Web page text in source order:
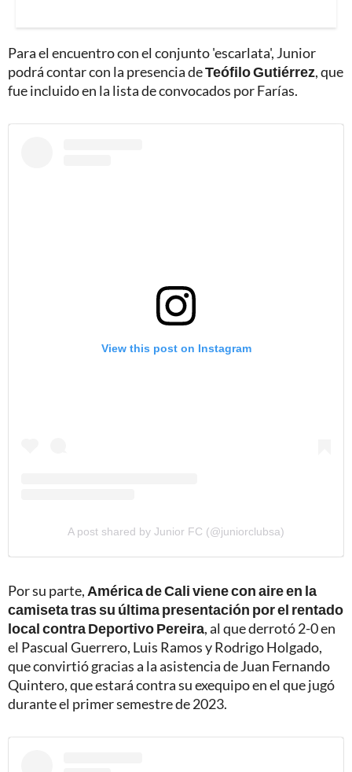
Para el encuentro con el conjunto 'escarlata', Junior
podrá contar con la presencia deTeófilo Gutiérrez, que
fue incluido en la lista de convocados por Farías.
View this post on Instagram
A post shared by Junior FC (@juniorclubsa)
Por su parte, América de Cali viene con aire en la
camiseta tras su última presentación por el rentado
local contra Deportivo Pereira, al que derrotó 2-0 en
el Pascual Guerrero, Luis Ramos y Rodrigo Holgado,
que convirtió gracias a la asistencia de Juan Fernando
Quintero, que estará contra su exequipo en el que jugó
durante el primer semestre de 2023.